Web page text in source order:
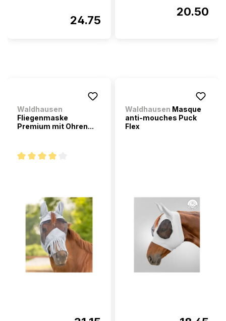
24.75
20.50
Waldhausen
Fliegenmaske
Premium mit Ohren...
Waldhausen Masque
anti-mouches Puck
Flex